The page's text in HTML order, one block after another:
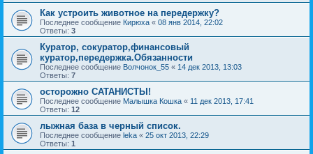
Как устроить животное на передержку?
Последнее сообщение Кирюха « 08 янв 2014, 22:02
Ответы: 3
Куратор, сокуратор,финансовый
куратор,передержка.Обязанности
Последнее сообщение Волчонок_55 « 14 дек 2013, 13:03
Ответы: 7
осторожно САТАНИСТЫ!
Последнее сообщение Малышка Кошка « 11 дек 2013, 17:41
Ответы: 12
лыжная база в черный список.
Последнее сообщение leka « 25 окт 2013, 22:29
Ответы: 1